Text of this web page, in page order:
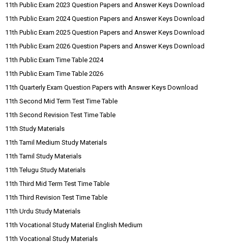
11th Public Exam 2023 Question Papers and Answer Keys Download
11th Public Exam 2024 Question Papers and Answer Keys Download
11th Public Exam 2025 Question Papers and Answer Keys Download
11th Public Exam 2026 Question Papers and Answer Keys Download
11th Public Exam Time Table 2024
11th Public Exam Time Table 2026
11th Quarterly Exam Question Papers with Answer Keys Download
11th Second Mid Term Test Time Table
11th Second Revision Test Time Table
11th Study Materials
11th Tamil Medium Study Materials
11th Tamil Study Materials
11th Telugu Study Materials
11th Third Mid Term Test Time Table
11th Third Revision Test Time Table
11th Urdu Study Materials
11th Vocational Study Material English Medium
11th Vocational Study Materials